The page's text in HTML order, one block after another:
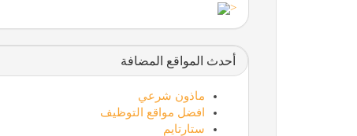
<
أحدث المواقع المضافة
ماذون شرعي
افضل مواقع التوظيف
ستارتايم